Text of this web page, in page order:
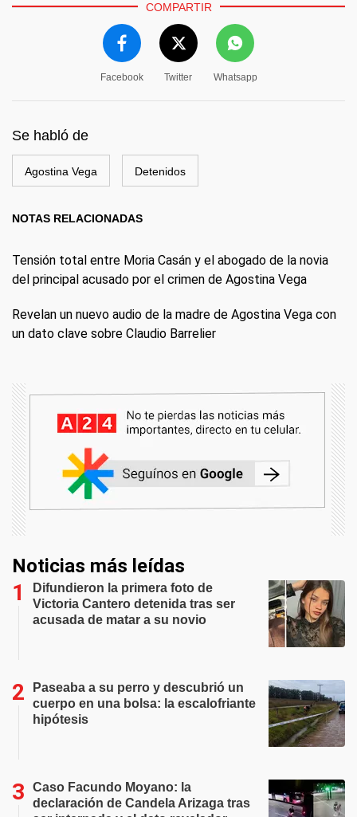
COMPARTIR
Facebook Twitter Whatsapp
Se habló de
Agostina Vega Detenidos
NOTAS RELACIONADAS
Tensión total entre Moria Casán y el abogado de la novia
del principal acusado por el crimen de Agostina Vega
Revelan un nuevo audio de la madre de Agostina Vega con
un dato clave sobre Claudio Barrelier
Noticias más leídas
Difundieron la primera foto de
Victoria Cantero detenida tras ser
acusada de matar a su novio
Paseaba a su perro y descubrió un
cuerpo en una bolsa: la escalofriante
hipótesis
Caso Facundo Moyano: la
declaración de Candela Arizaga tras